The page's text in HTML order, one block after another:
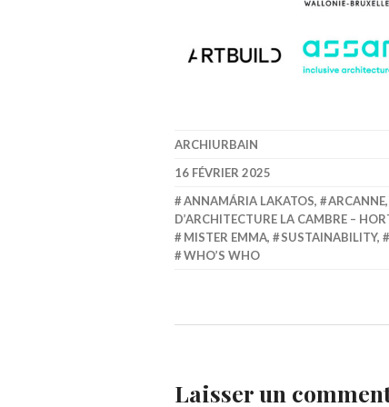
ARCHIURBAIN
16 FÉVRIER 2025
ANNAMÁRIA LAKATOS, ARCANNE
D’ARCHITECTURE LA CAMBRE –
MISTER EMMA, SUSTAINABILITY,
WHO’S WHO
Laisser un